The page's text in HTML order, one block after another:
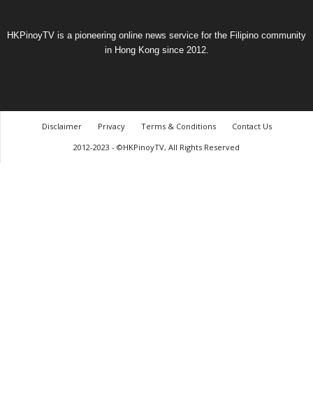
HKPinoyTV is a pioneering online news service for the Filipino community
in Hong Kong since 2012.
Disclaimer Privacy Terms & Conditions
Contact Us
2012-2023 - ©HKPinoyTV, All Rights Reserved